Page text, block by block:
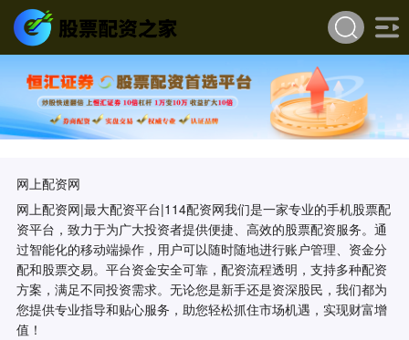
网上配资网
网上配资网|最大配资平台|114配资网我们是一家专业的手机股票配
资平台，致力于为广大投资者提供便捷、高效的股票配资服务。通
过智能化的移动端操作，用户可以随时随地进行账户管理、资金分
配和股票交易。平台资金安全可靠，配资流程透明，支持多种配资
方案，满足不同投资需求。无论您是新手还是资深股民，我们都为
您提供专业指导和贴心服务，助您轻松抓住市场机遇，实现财富增
值！